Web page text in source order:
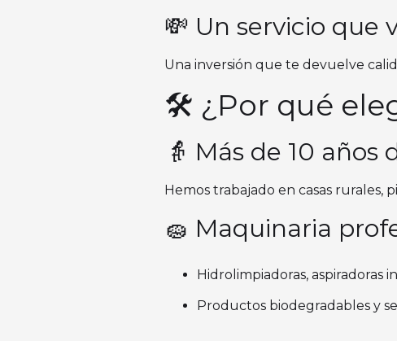
💸 Un servicio que
Una inversión que te devuelve
🛠️ ¿Por qué
👵 Más de 10 años
Hemos trabajado en casas rurales,
🧽 Maquinaria
Hidrolimpiadoras, aspiradoras
Productos biodegradables y